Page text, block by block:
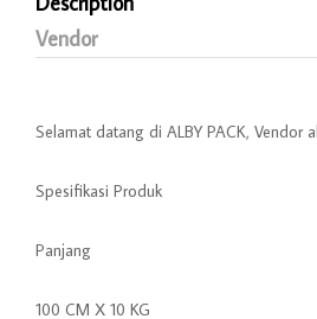
Vendor
Selamat datang di ALBY PACK, Vendor
Spesifikasi Produk
Panjang
100 CM X 10 KG